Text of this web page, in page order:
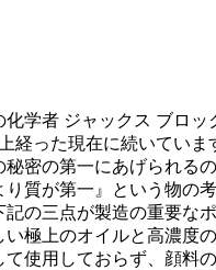
学者 ジャックス ブロッ
経った現在に続いていま
密の第一にあげられる
質が第一』という物の
の三点が製造の重要な
極上のオイルと高濃度
使用しておらず、顔料